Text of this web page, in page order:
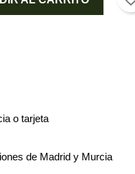
o tarjeta
de Madrid y Murcia